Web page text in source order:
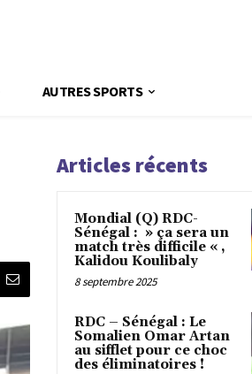
AUTRES SPORTS
Articles récents
Mondial (Q) RDC-
Sénégal : » ça sera un
match très difficile « ,
Kalidou Koulibaly
8 septembre 2025
RDC – Sénégal : Le
Somalien Omar Artan
au sifflet pour ce choc
des éliminatoires !